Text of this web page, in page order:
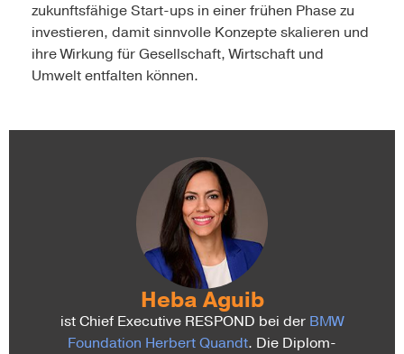
zukunftsfähige Start-ups in einer frühen Phase zu
investieren, damit sinnvolle Konzepte skalieren und
ihre Wirkung für Gesellschaft, Wirtschaft und
Umwelt entfalten können.
Heba Aguib
ist Chief Executive RESPOND bei der BMW
Foundation Herbert Quandt. Die Diplom-